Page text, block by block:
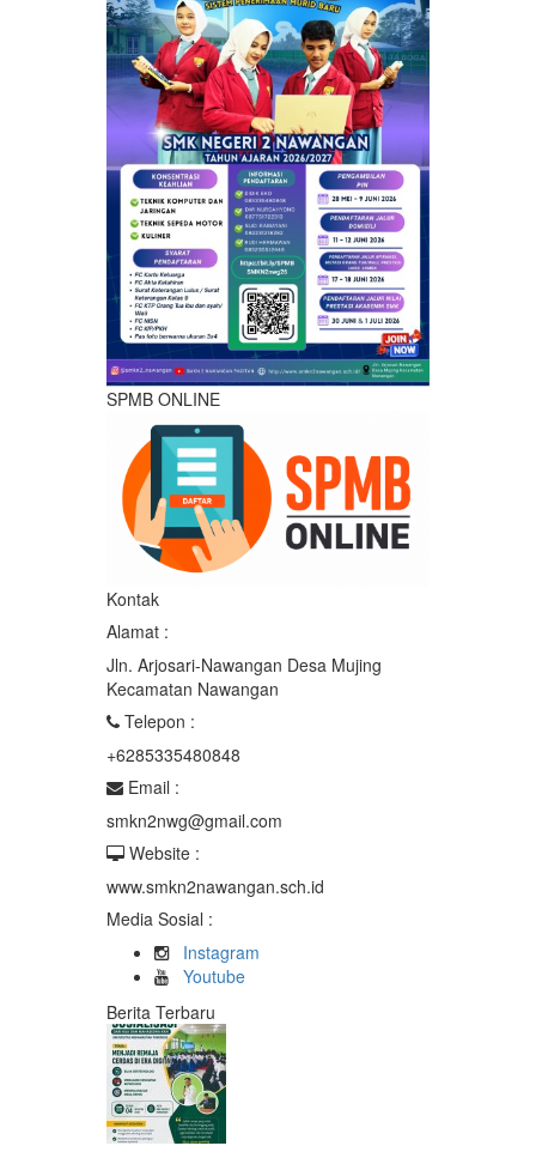
SPMB ONLINE
Kontak
Alamat :
Jln. Arjosari-Nawangan Desa Mujing
Kecamatan Nawangan
Telepon :
+6285335480848
Email :
smkn2nwg@gmail.com
Website :
www.smkn2nawangan.sch.id
Media Sosial :
Instagram
Youtube
Berita Terbaru